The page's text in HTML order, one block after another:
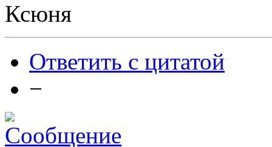
Ксюня
Ответить с цитатой
−